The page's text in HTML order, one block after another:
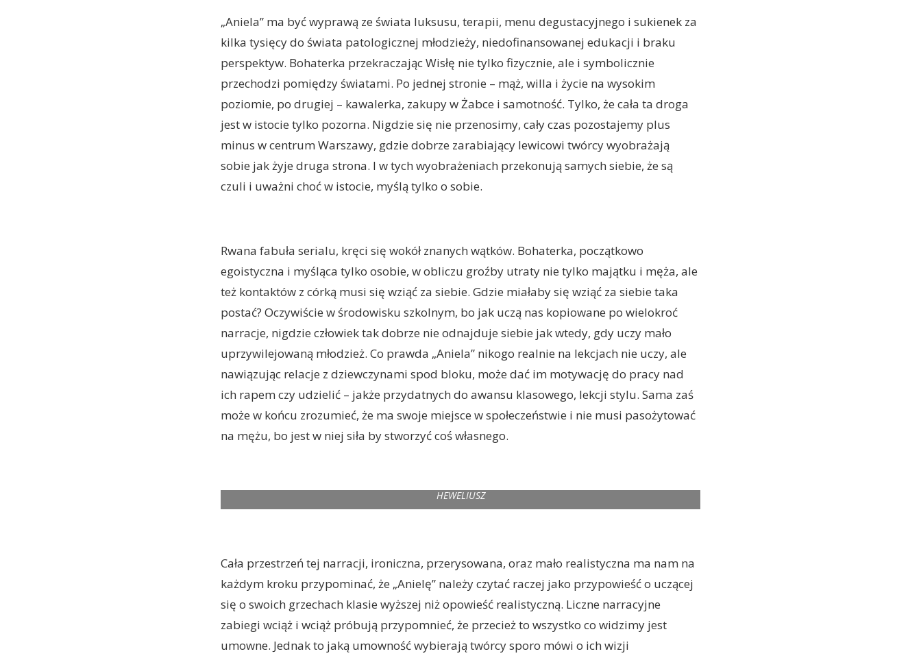
„Aniela” ma być wyprawą ze świata luksusu, terapii, menu degustacyjnego i sukienek za
kilka tysięcy do świata patologicznej młodzieży, niedofinansowanej edukacji i braku
perspektyw. Bohaterka przekraczając Wisłę nie tylko fizycznie, ale i symbolicznie
przechodzi pomiędzy światami. Po jednej stronie – mąż, willa i życie na wysokim
poziomie, po drugiej – kawalerka, zakupy w Żabce i samotność. Tylko, że cała ta droga
jest w istocie tylko pozorna. Nigdzie się nie przenosimy, cały czas pozostajemy plus
minus w centrum Warszawy, gdzie dobrze zarabiający lewicowi twórcy wyobrażają
sobie jak żyje druga strona. I w tych wyobrażeniach przekonują samych siebie, że są
czuli i uważni choć w istocie, myślą tylko o sobie.
Rwana fabuła serialu, kręci się wokół znanych wątków. Bohaterka, początkowo
egoistyczna i myśląca tylko osobie, w obliczu groźby utraty nie tylko majątku i męża, ale
też kontaktów z córką musi się wziąć za siebie. Gdzie miałaby się wziąć za siebie taka
postać? Oczywiście w środowisku szkolnym, bo jak uczą nas kopiowane po wielokroć
narracje, nigdzie człowiek tak dobrze nie odnajduje siebie jak wtedy, gdy uczy mało
uprzywilejowaną młodzież. Co prawda „Aniela” nikogo realnie na lekcjach nie uczy, ale
nawiązując relacje z dziewczynami spod bloku, może dać im motywację do pracy nad
ich rapem czy udzielić – jakże przydatnych do awansu klasowego, lekcji stylu. Sama zaś
może w końcu zrozumieć, że ma swoje miejsce w społeczeństwie i nie musi pasożytować
na mężu, bo jest w niej siła by stworzyć coś własnego.
HEWELIUSZ
Cała przestrzeń tej narracji, ironiczna, przerysowana, oraz mało realistyczna ma nam na
każdym kroku przypominać, że „Anielę” należy czytać raczej jako przypowieść o uczącej
się o swoich grzechach klasie wyższej niż opowieść realistyczną. Liczne narracyjne
zabiegi wciąż i wciąż próbują przypomnieć, że przecież to wszystko co widzimy jest
umowne. Jednak to jaką umowność wybierają twórcy sporo mówi o ich wizji